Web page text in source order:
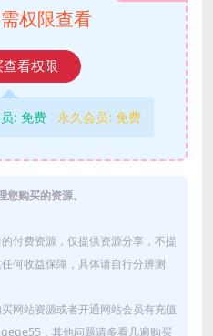
权限查看
查看权限
: 免费 永久会员: 免费
购买的资源。
付费资源，仅提供资源分享，不提
何收益保障，具体请自行分辨测
网站资源或者开通网站会员有充值
，其他问题请多看几遍购买